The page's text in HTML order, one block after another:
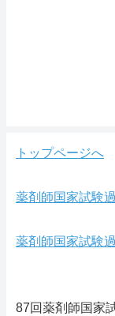
トップページへ
薬剤師国家試験
薬剤師国家試験
87回薬剤師国